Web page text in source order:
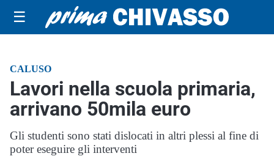
☰
CALUSO
Lavori nella scuola primaria,
arrivano 50mila euro
Gli studenti sono stati dislocati in altri plessi al fine di
poter eseguire gli interventi